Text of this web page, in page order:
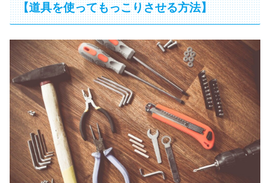
【道具を使ってもっこりさせる方法】